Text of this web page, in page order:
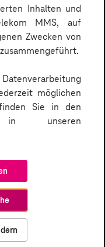
Inhalten und
MMS, auf
Zwecken von
möglichen
Sie in den
in unseren
Schritte, um
Vertrauen zu
– inklusive